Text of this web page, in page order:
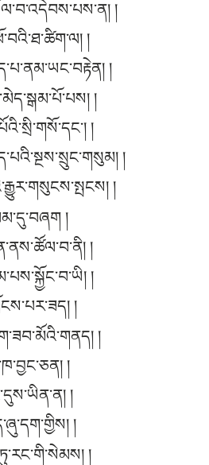
།
།
།
།
།
།
།
།
།
།
།
།
།
།
།
།